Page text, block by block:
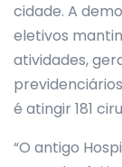
cidade. A
eletivos
atividades,
é atingir 181
“O antigo